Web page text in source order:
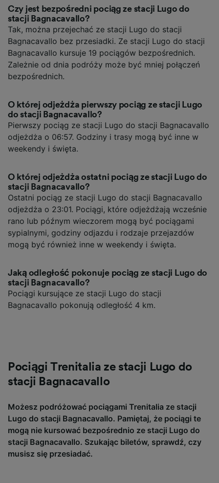
Czy jest bezpośredni pociąg ze stacji Lugo do
stacji Bagnacavallo?
Tak, można przejechać ze stacji Lugo do stacji
Bagnacavallo bez przesiadki. Ze stacji Lugo do stacji
Bagnacavallo kursuje 19 pociągów bezpośrednich.
Zależnie od dnia podróży może być mniej połączeń
bezpośrednich.
O której odjeżdża pierwszy pociąg ze stacji Lugo
do stacji Bagnacavallo?
Pierwszy pociąg ze stacji Lugo do stacji Bagnacavallo
odjeżdża o 06:57. Godziny i trasy mogą być inne w
weekendy i święta.
O której odjeżdża ostatni pociąg ze stacji Lugo do
stacji Bagnacavallo?
Ostatni pociąg ze stacji Lugo do stacji Bagnacavallo
odjeżdża o 23:01. Pociągi, które odjeżdżają wcześnie
rano lub późnym wieczorem mogą być pociągami
sypialnymi, godziny odjazdu i rodzaje przejazdów
mogą być również inne w weekendy i święta.
Jaką odległość pokonuje pociąg ze stacji Lugo do
stacji Bagnacavallo?
Pociągi kursujące ze stacji Lugo do stacji
Bagnacavallo pokonują odległość 4 km.
Pociągi Trenitalia ze stacji Lugo do
stacji Bagnacavallo
Możesz podróżować pociągami Trenitalia ze stacji
Lugo do stacji Bagnacavallo. Pamiętaj, że pociągi te
mogą nie kursować bezpośrednio ze stacji Lugo do
stacji Bagnacavallo. Szukając biletów, sprawdź, czy
musisz się przesiadać.